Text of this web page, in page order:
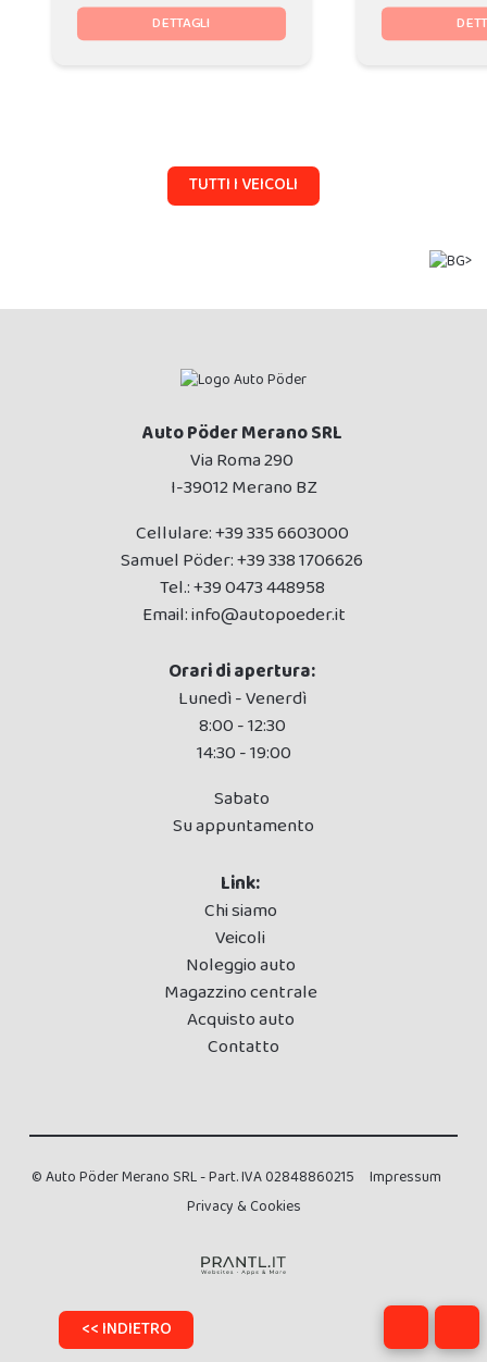
<< INDIETRO
DETTAGLI
TUTTI I VEICOLI
Auto Pöder Merano SRL
Via Roma 290
I-39012 Merano BZ
Cellulare:+39 335 6603000
Samuel Pöder:+39 338 1706626
Tel.:+39 0473 448958
Email:info@autopoeder.it
Orari di apertura:
Lunedì - Venerdì
8:00 - 12:30
14:30 - 19:00
Sabato
Su appuntamento
Link:
Chi siamo
Veicoli
Noleggio auto
Magazzino centrale
Acquisto auto
Contatto
© Auto Pöder Merano SRL - Part. IVA 02848860215
Impressum
Privacy & Cookies